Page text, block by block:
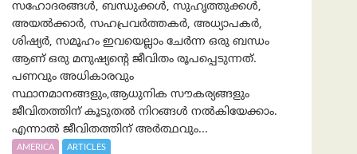
സഹോദരങ്ങൾ, ബന്ധുക്കൾ, സുഹൃത്തുക്കൾ,
അയൽക്കാർ, സഹപ്രവർത്തകർ, അധ്യാപകർ,
ശിഷ്യർ, സമൂഹം ഇവയെല്ലാം ചേർന്ന ഒരു ബന്ധം
ആണ് ഒരു മനുഷ്യന്റെ ജീവിതം രൂപപ്പെടുന്നത്.
പണവും അധികാരവും
സ്ഥാനമാനങ്ങളും,ആധുനിക സൗകര്യങ്ങളും
ജീവിതത്തിന് കൂടുതൽ നിറങ്ങൾ നൽകിയേക്കാം.
എന്നാൽ ജീവിതത്തിന് അർത്ഥവും...
AMERICA ARTICLES